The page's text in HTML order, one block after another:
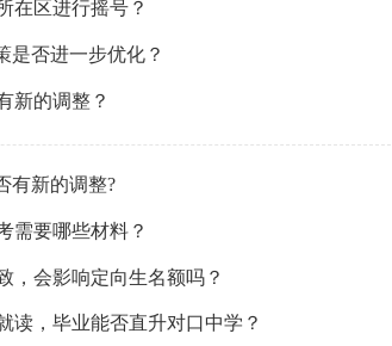
在区进行摇号？
是否进一步优化？
新的调整？
有新的调整?
需要哪些材料？
，会影响定向生名额吗？
读，毕业能否直升对口中学？